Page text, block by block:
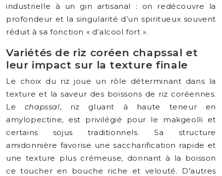
industrielle à un gin artisanal : on redécouvre la
profondeur et la singularité d’un spiritueux souvent
réduit à sa fonction « d’alcool fort ».
Variétés de riz coréen chapssal et
leur impact sur la texture finale
Le choix du riz joue un rôle déterminant dans la
texture et la saveur des boissons de riz coréennes.
Le chapssal, riz gluant à haute teneur en
amylopectine, est privilégié pour le makgeolli et
certains sojus traditionnels. Sa structure
amidonnière favorise une saccharification rapide et
une texture plus crémeuse, donnant à la boisson
ce toucher en bouche riche et velouté. D’autres